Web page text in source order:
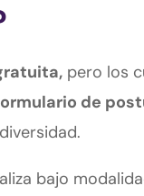
pero los
de
bajo